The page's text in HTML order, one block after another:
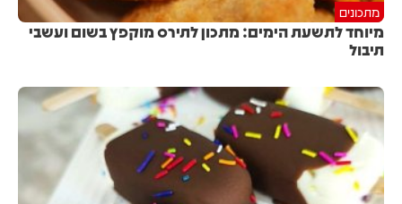
מתכונים
מיוחד לתשעת הימים: מתכון לתירס מוקפץ בשום ועשבי
תיבול